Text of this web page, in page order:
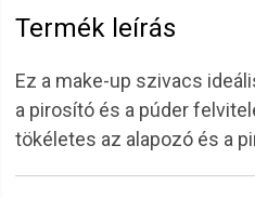
Termék leírás
Ez a make-up szivacs
a pirosító és a púder
tökéletes az alapozó és a